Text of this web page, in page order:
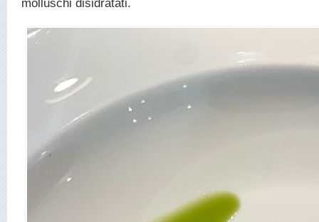
molluschi disidratati.